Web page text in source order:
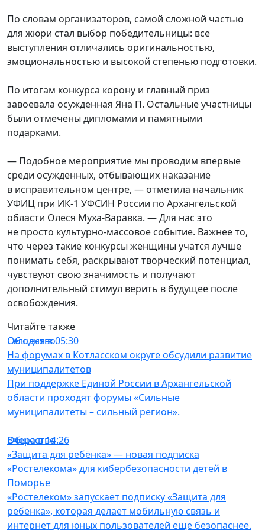
По словам организаторов, самой сложной частью
для жюри стал выбор победительницы: все
выступления отличались оригинальностью,
эмоциональностью и высокой степенью подготовки.
По итогам конкурса корону и главный приз
завоевала осужденная Яна П. Остальные участницы
были отмечены дипломами и памятными
подарками.
— Подобное мероприятие мы проводим впервые
среди осужденных, отбывающих наказание
в исправительном центре, — отметила начальник
УФИЦ при ИК‑1 УФСИН России по Архангельской
области Олеся Муха‑Варавка. — Для нас это
не просто культурно-массовое событие. Важнее то,
что через такие конкурсы женщины учатся лучше
понимать себя, раскрывают творческий потенциал,
чувствуют свою значимость и получают
дополнительный стимул верить в будущее после
освобождения.
Читайте также
Общество
Сегодня в 05:30
На форумах в Котласском округе обсудили развитие
муниципалитетов
При поддержке Единой России в Архангельской
области проходят форумы «Сильные
муниципалитеты – сильный регион».
Общество
Вчера в 14:26
«Защита для ребёнка» — новая подписка
«Ростелекома» для кибербезопасности детей в
Поморье
«Ростелеком» запускает подписку «Защита для
ребенка», которая делает мобильную связь и
интернет для юных пользователей еще безопаснее.